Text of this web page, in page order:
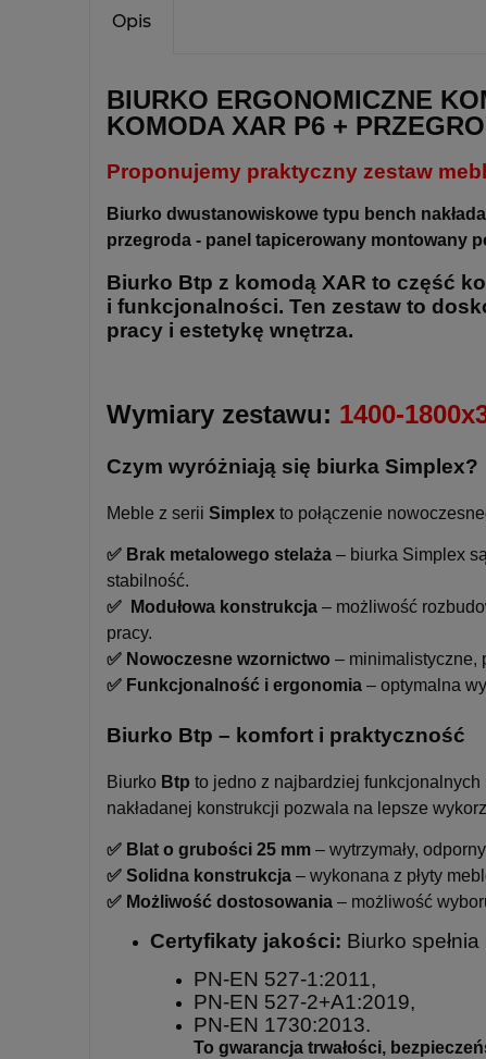
Opis
BIURKO ERGONOMICZNE
KOMODA XAR P6 +
Proponujemy praktyczny zestaw
Biurko dwustanowiskowe typu bench
przegroda - panel tapicerowany montowany
Biurko Btp z komodą XAR to część
i funkcjonalności. Ten zestaw to
pracy i estetykę wnętrza.
Wymiary zestawu: 1400-
Czym wyróżniają się biurka Simplex?
Meble z serii Simplex to połączenie
✅ Brak metalowego stelaża – biurka Simplex
stabilność.
✅ Modułowa konstrukcja – możliwość
pracy.
✅ Nowoczesne wzornictwo – minimalistyczne,
✅ Funkcjonalność i ergonomia – optymalna
Biurko Btp – komfort i praktyczność
Biurko Btp to jedno z najbardziej
nakładanej konstrukcji pozwala na lepsze
✅ Blat o grubości 25 mm – wytrzymały,
✅ Solidna konstrukcja – wykonana z płyty
✅ Możliwość dostosowania – możliwość
Certyfikaty jakości: Biurko
PN-EN 527-1:2011,
PN-EN 527-2+A1:2019,
PN-EN 1730:2013.
To gwarancja trwałości,